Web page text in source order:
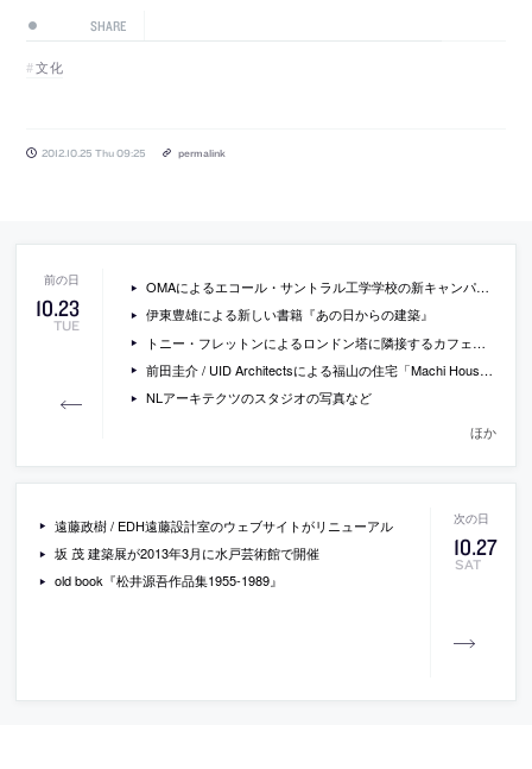
SHARE
文化
2012.10.25 Thu 09:25 permalink
10.23
TUE
OMAによるエコール・サントラル工学学校の新キャンパス設計コンペの勝利案の画像
伊東豊雄による新しい書籍『あの日からの建築』
トニー・フレットンによるロンドン塔に隣接するカフェ「Tower Wharf Cafe」の写真
前田圭介 / UID Architectsによる福山の住宅「Machi House」の写真
NLアーキテクツのスタジオの写真など
ほか
10.27
SAT
遠藤政樹 / EDH遠藤設計室のウェブサイトがリニューアル
坂 茂 建築展が2013年3月に水戸芸術館で開催
old book『松井源吾作品集1955-1989』